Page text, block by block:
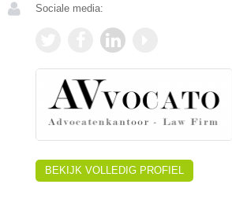
Sociale media:
BEKIJK VOLLEDIG PROFIEL